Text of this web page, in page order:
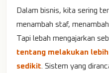
Dalam bisnis, kita sering
menambah staf,
Tapi lebah mengajarkan
tentang melakukan
sedikit. Sistem yang